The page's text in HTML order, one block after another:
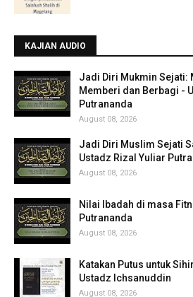
KAJIAN AUDIO
Jadi Diri Mukmin Sejati:
Memberi dan Berbagi -
Putrananda
August 08, 2026
Jadi Diri Muslim Sejati
Ustadz Rizal Yuliar
August 08, 2026
Nilai Ibadah di masa
Putrananda
August 08, 2026
Katakan Putus untuk
Ustadz Ichsanuddin
August 08, 2026